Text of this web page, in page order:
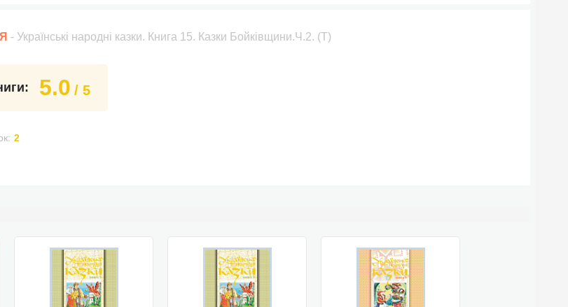
- Українські народні казки. Книга 15. Казки Бойківщини.Ч.2. (Т)
5.0 / 5
2